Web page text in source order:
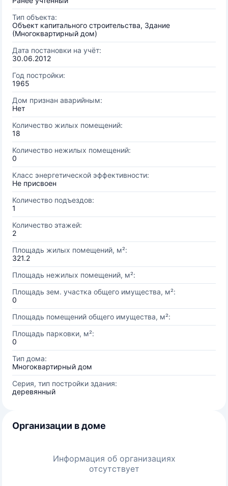
Тип объекта:
Объект капитального строительства, Здание
(Многоквартирный дом)
Дата постановки на учёт:
30.06.2012
Год постройки:
1965
Дом признан аварийным:
Нет
Количество жилых помещений:
18
Количество нежилых помещений:
0
Класс энергетической эффективности:
Не присвоен
Количество подъездов:
1
Количество этажей:
2
Площадь жилых помещений, м²:
321.2
Площадь нежилых помещений, м²:
Площадь зем. участка общего имущества, м²:
0
Площадь помещений общего имущества, м²:
Площадь парковки, м²:
0
Тип дома:
Многоквартирный дом
Серия, тип постройки здания:
деревянный
Организации в доме
Информация об организациях
отсутствует